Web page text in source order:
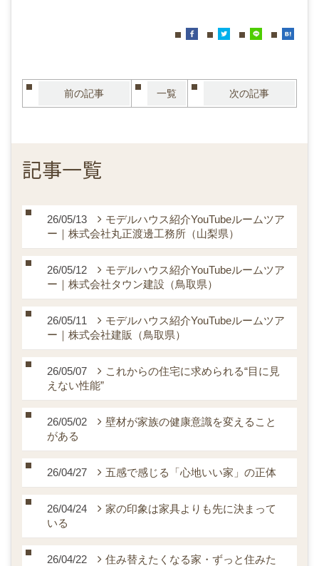
前の記事 一覧 次の記事
記事一覧
26/05/13
モデルハウス紹介YouTubeルームツア
ー｜株式会社丸正渡邊工務所（山梨県）
26/05/12
モデルハウス紹介YouTubeルームツア
ー｜株式会社タウン建設（鳥取県）
26/05/11
モデルハウス紹介YouTubeルームツア
ー｜株式会社建販（鳥取県）
26/05/07
これからの住宅に求められる“目に見
えない性能”
26/05/02
壁材が家族の健康意識を変えること
がある
26/04/27 五感で感じる「心地いい家」の正体
26/04/24
家の印象は家具よりも先に決まって
いる
26/04/22
住み替えたくなる家・ずっと住みた